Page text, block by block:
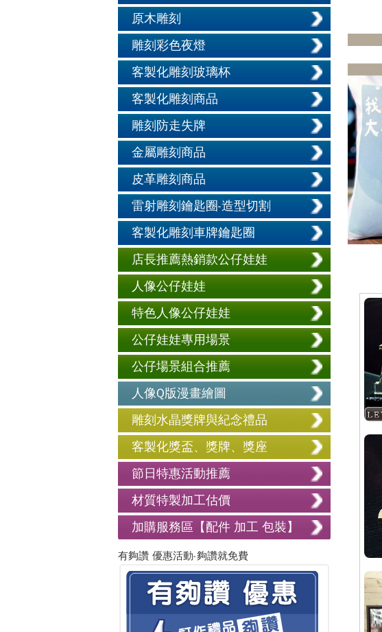
原木雕刻
雕刻彩色夜燈
客製化雕刻玻璃杯
客製化雕刻商品
雕刻防走失牌
金屬雕刻商品
皮革雕刻商品
雷射雕刻鑰匙圈-造型切割
客製化雕刻車牌鑰匙圈
店長推薦熱銷款公仔娃娃
人像公仔娃娃
特色人像公仔娃娃
公仔娃娃專用場景
公仔場景組合推薦
人像Q版漫畫繪圖
雕刻水晶獎牌與紀念禮品
客製化獎盃、獎牌、獎座
節日特惠活動推薦
材質特製加工估價
加購服務區【配件 加工 包裝】
有夠讚 優惠活動-夠讚就免費